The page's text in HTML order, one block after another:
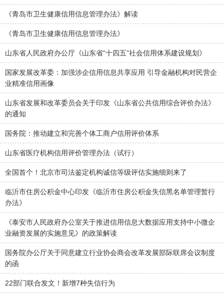
《青岛市卫生健康信用信息管理办法》解读
《青岛市卫生健康信用信息管理办法》
山东省人民政府办公厅《山东省“十四五”社会信用体系建设规划》
国家发展改革委：加强涉企信用信息共享应用 引导金融机构对民营企
业精准信用画像
山东省发展和改革委员会关于印发《山东省公共信用综合评价办法》
的通知
国务院：推动建立和完善个体工商户信用评价体系
山东省医疗机构信用评价管理办法（试行）
全国首个！北京市司法鉴定机构诚信等级评估实施细则来了
临沂市住房公积金中心印发《临沂市住房公积金失信黑名单管理暂行
办法》
《泰安市人民政府办公室关于推进信用信息大数据应用支持中小微企
业融资发展的实施意见》的政策解读
国务院办公厅关于同意建立行业协会商会改革发展部际联席会议制度
的函
22部门联合发文！新增7种失信行为